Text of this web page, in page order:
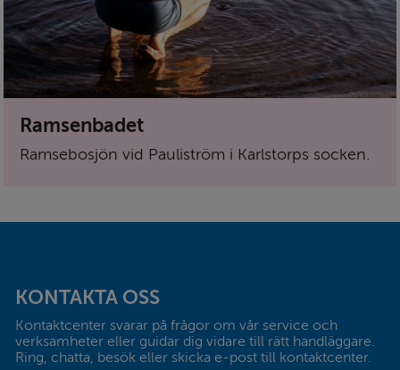
Ramsenbadet
Ramsebosjön vid Pauliström i Karlstorps socken.
KONTAKTA OSS
Kontaktcenter svarar på frågor om vår service och
verksamheter eller guidar dig vidare till rätt handläggare.
Ring, chatta, besök eller skicka e-post till kontaktcenter.